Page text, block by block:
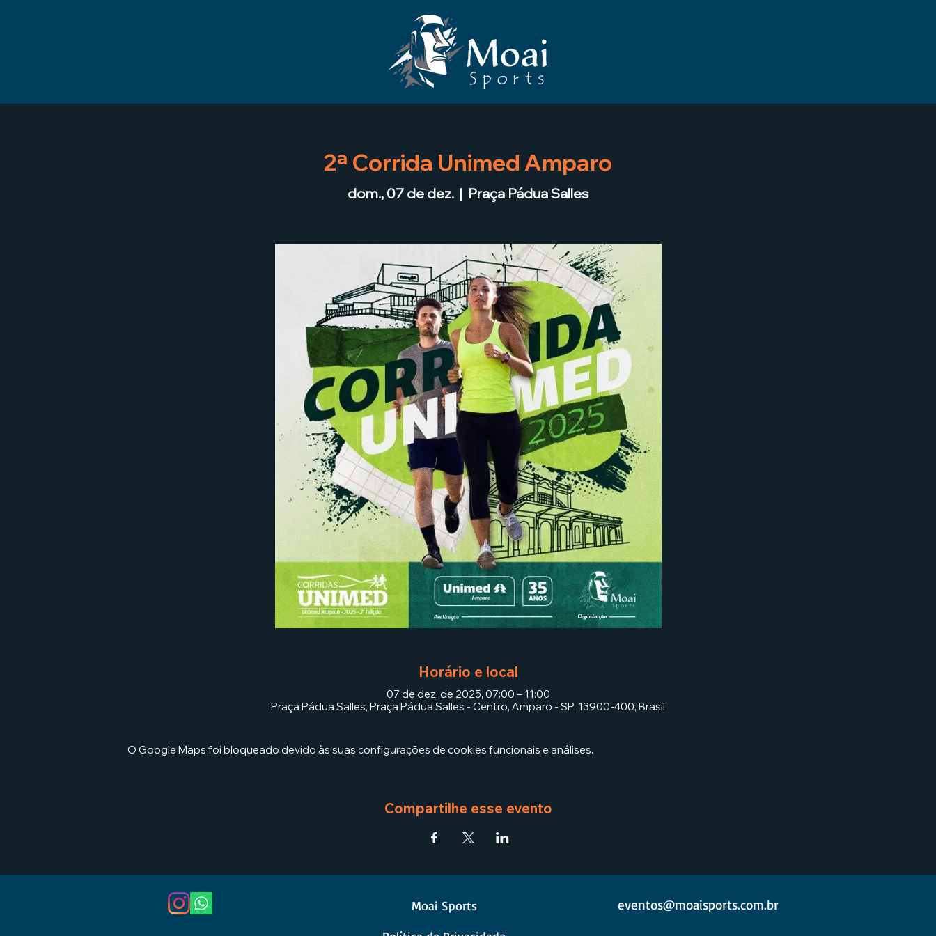
2ª Corrida Unimed Amparo
dom., 07 de dez.
  |
Praça Pádua Salles
Horário e local
07 de dez. de 2025, 07:00 – 11:00
Praça Pádua Salles, Praça Pádua Salles - Centro, Amparo - SP, 13900-400, Brasil
O Google Maps foi bloqueado devido às suas configurações de cookies funcionais e análises.
Compartilhe esse evento
Moai Sports eventos@moaisports.com.br